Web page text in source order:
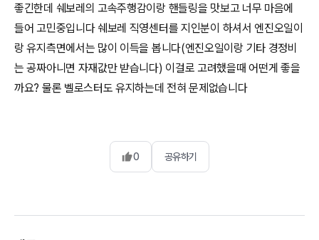
좋긴한데 쉐보레의 고속주행감이랑 핸들링을 맛보고 너무 마음에
들어 고민중입니다 쉐보레 직영센터를 지인분이 하셔서 엔진오일이
랑 유지측면에서는 많이 이득을 봅니다(엔진오일이랑 기타 경정비
는 공짜아니면 자재값만 받습니다) 이걸로 고려했을때 어떤게 좋을
까요? 물론 벨로스터도 유지하는데 전혀 문제없습니다
0 공유하기